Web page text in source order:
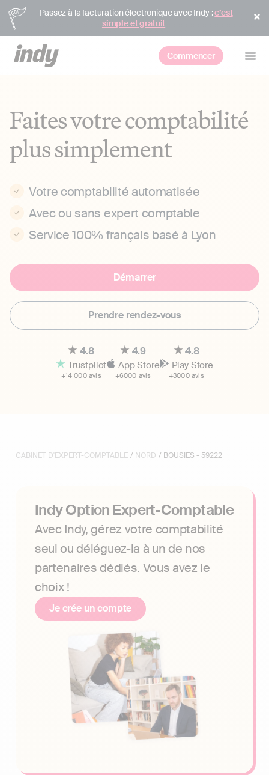
Passez à la facturation électronique avec Indy :c’est
simple et gratuit
Commencer
Faites votre comptabilité
plus simplement
Votre comptabilité automatisée
Avec ou sans expert comptable
Service 100% français basé à Lyon
Démarrer
Prendre rendez-vous
4.8
Trustpilot
+14 000 avis
4.9
App Store
+6000 avis
4.8
Play Store
+3000 avis
CABINET D'EXPERT-COMPTABLE / NORD / BOUSIES - 59222
Indy Option Expert-Comptable
Avec Indy, gérez votre comptabilité
seul ou déléguez-la à un de nos
partenaires dédiés. Vous avez le
choix !
Je crée un compte